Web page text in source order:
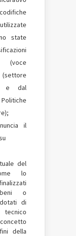
state
(voce
e dal
il
del
lo
o
di
della